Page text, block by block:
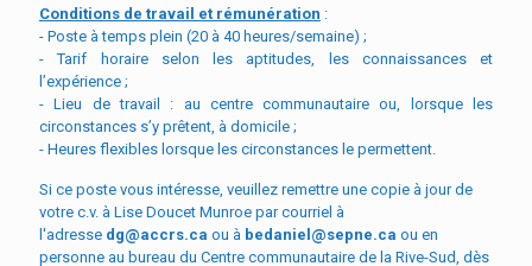
Conditions de travail et rémunération :
- Poste à temps plein (20 à 40 heures/semaine) ;
- Tarif horaire selon les aptitudes, les connaissances et
l’expérience ;
- Lieu de travail : au centre communautaire ou, lorsque les
circonstances s’y prêtent, à domicile ;
- Heures flexibles lorsque les circonstances le permettent.
Si ce poste vous intéresse, veuillez remettre une copie à jour de
votre c.v. à Lise Doucet Munroe par courriel à
l'adresse dg@accrs.ca ou à bedaniel@sepne.ca ou en
personne au bureau du Centre communautaire de la Rive-Sud, dès